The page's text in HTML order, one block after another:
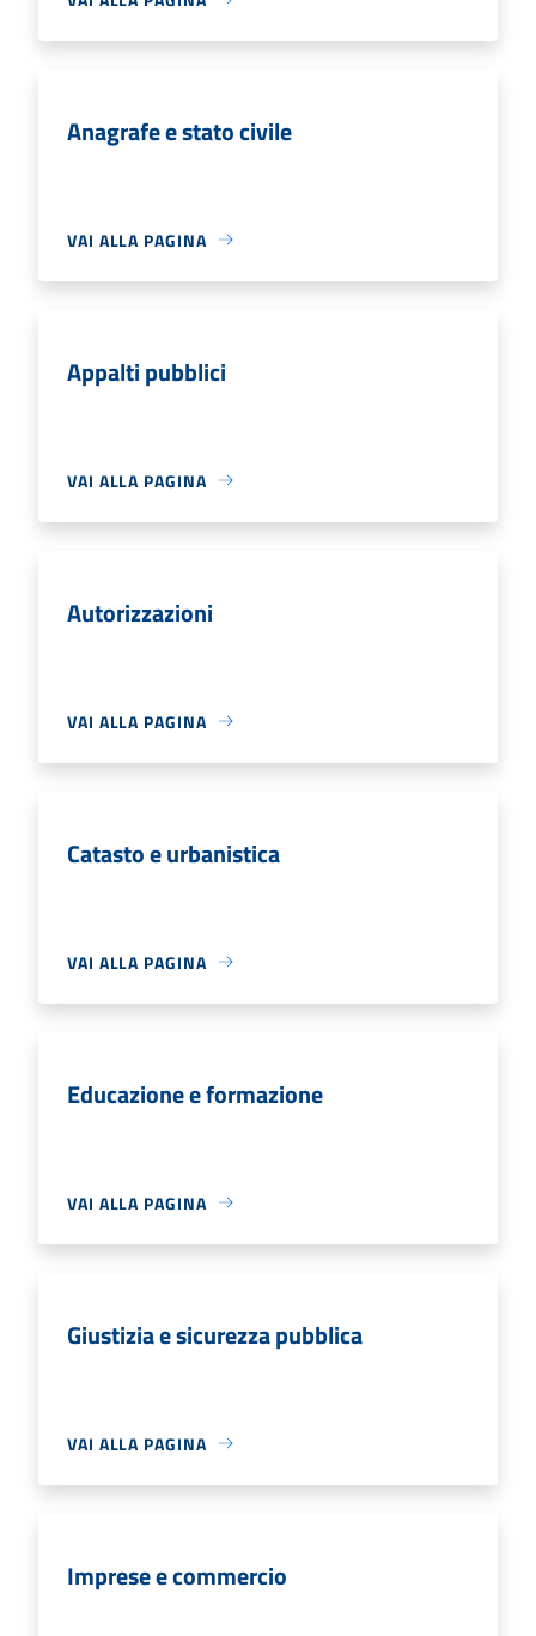
Anagrafe e stato civile
VAI ALLA PAGINA
Appalti pubblici
VAI ALLA PAGINA
Autorizzazioni
VAI ALLA PAGINA
Catasto e urbanistica
VAI ALLA PAGINA
Educazione e formazione
VAI ALLA PAGINA
Giustizia e sicurezza pubblica
VAI ALLA PAGINA
Imprese e commercio